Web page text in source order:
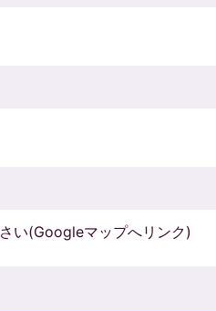
い(Googleマップへリンク)